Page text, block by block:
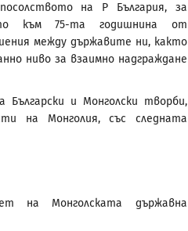
на Р България, за
към 75-та годишнина от
между държавите ни, както
ниво за взаимно надграждане
Български и Монголски творби,
на Монголия, със следната
на Монголската държавна